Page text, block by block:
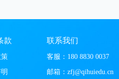
款
策
联系我们
客服：180 8830 0037
邮箱：zfj@qihuiedu.cn